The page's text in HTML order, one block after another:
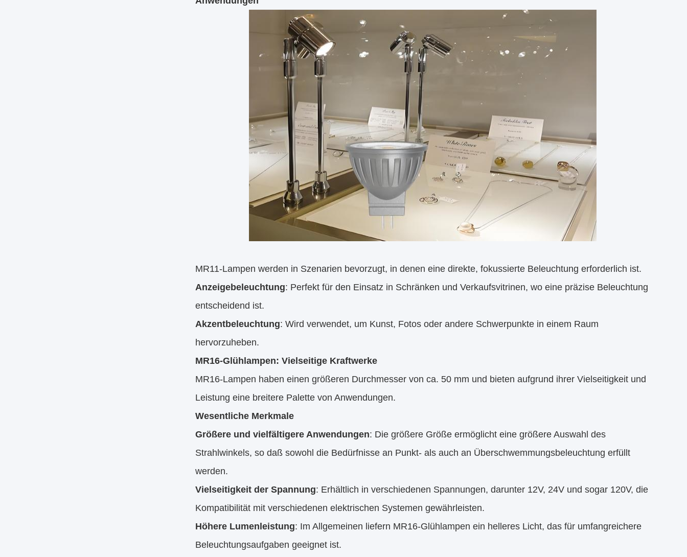
MR11-Lampen werden in Szenarien bevorzugt, in denen eine direkte, fokussierte Beleuchtung erforderlich ist.
Anzeigebeleuchtung: Perfekt für den Einsatz in Schränken und Verkaufsvitrinen, wo eine präzise Beleuchtung
entscheidend ist.
Akzentbeleuchtung: Wird verwendet, um Kunst, Fotos oder andere Schwerpunkte in einem Raum
hervorzuheben.
MR16-Glühlampen: Vielseitige Kraftwerke
MR16-Lampen haben einen größeren Durchmesser von ca. 50 mm und bieten aufgrund ihrer Vielseitigkeit und
Leistung eine breitere Palette von Anwendungen.
Wesentliche Merkmale
Größere und vielfältigere Anwendungen: Die größere Größe ermöglicht eine größere Auswahl des
Strahlwinkels, so daß sowohl die Bedürfnisse an Punkt- als auch an Überschwemmungsbeleuchtung erfüllt
werden.
Vielseitigkeit der Spannung: Erhältlich in verschiedenen Spannungen, darunter 12V, 24V und sogar 120V, die
Kompatibilität mit verschiedenen elektrischen Systemen gewährleisten.
Höhere Lumenleistung: Im Allgemeinen liefern MR16-Glühlampen ein helleres Licht, das für umfangreichere
Beleuchtungsaufgaben geeignet ist.